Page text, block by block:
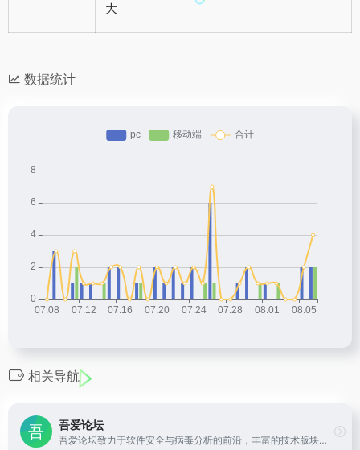
大
数据统计
相关导航
吾爱论坛
吾爱论坛致力于软件安全与病毒分析的前沿，丰富的技术版块交相辉映，由无数热衷于软件加密解密及反病毒爱好者共同维护